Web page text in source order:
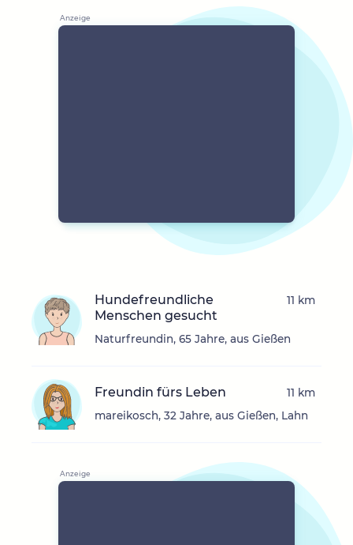
Hundefreundliche
Menschen gesucht
Naturfreundin, 65 Jahre, aus Gießen
11 km
Freundin fürs Leben
mareikosch, 32 Jahre, aus Gießen, Lahn
11 km